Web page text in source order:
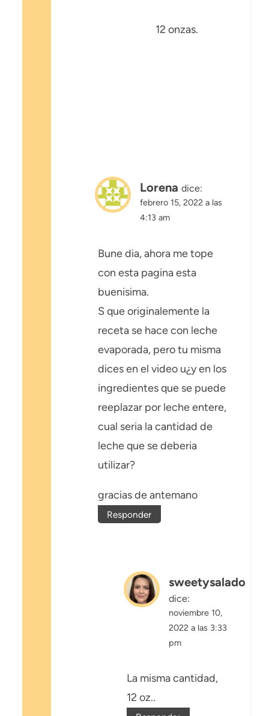
12 onzas.
Lorena dice:
febrero 15, 2022 a las
4:13 am
Bune dia, ahora me tope
con esta pagina esta
buenisima.
S que originalemente la
receta se hace con leche
evaporada, pero tu misma
dices en el video u¿y en los
ingredientes que se puede
reeplazar por leche entere,
cual seria la cantidad de
leche que se deberia
utilizar?
gracias de antemano
Responder
sweetysalado
dice:
noviembre 10,
2022 a las 3:33
pm
La misma cantidad,
12 oz..